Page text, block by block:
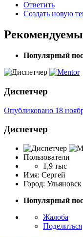
Ответить
Создать новую
Популярный
Диспетчер
Опубликовано 18
Диспетчер
Пользователи
1,9 тыс
Имя: Сергей
Город: Ульяновск
Популярный
Жалоба
Поделиться